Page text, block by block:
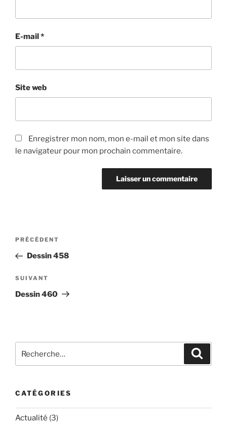
E-mail*
Site web
Enregistrer mon nom, mon e-mail et mon site dans
le navigateur pour mon prochain commentaire.
Navigation
l’article
Article
précédent
PRÉCÉDENT
Dessin 458
Article
suivant
SUIVANT
Dessin 460
pour
CATÉGORIES
Actualité (3)